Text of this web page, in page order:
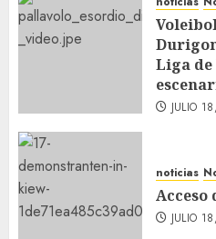
JULIO 18, 2026
noticias Noticias
Voleibol,
como
Voleibol en
d’Autore
3
Acceso
JULIO 18, 2026
Liga de
JULIO
noticias
Acceso
JULIO